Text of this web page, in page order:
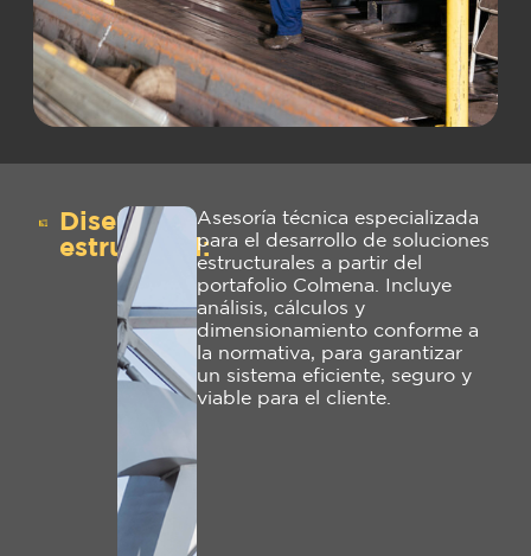
Diseño
estructural:
Asesoría técnica especializada
para el desarrollo de soluciones
estructurales a partir del
portafolio Colmena. Incluye
análisis, cálculos y
dimensionamiento conforme a
la normativa, para garantizar
un sistema eficiente, seguro y
viable para el cliente.